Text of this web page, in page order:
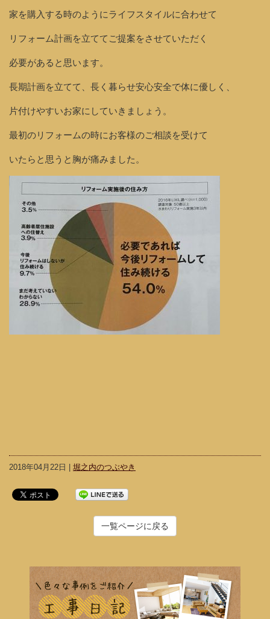
家を購入する時のようにライフスタイルに合わせて
リフォーム計画を立ててご提案をさせていただく
必要があると思います。
長期計画を立てて、長く暮らせ安心安全で体に優しく、
片付けやすいお家にしていきましょう。
最初のリフォームの時にお客様のご相談を受けて
いたらと思うと胸が痛みました。
2018年04月22日 | 堀之内のつぶやき
一覧ページに戻る